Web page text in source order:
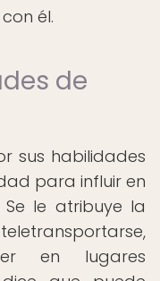
él.
de
sus habilidades
para influir en
le atribuye la
en lugares